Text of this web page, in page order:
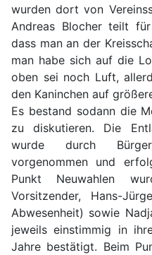
wurden dort von
Andreas Blocher teilt
dass man an der
man habe sich auf die
oben sei noch Luft,
den Kaninchen auf
Es bestand sodann die
zu diskutieren. Die
wurde durch
vorgenommen und
Punkt Neuwahlen
Vorsitzender, Hans-
Abwesenheit) sowie
jeweils einstimmig in
Jahre bestätigt. Beim